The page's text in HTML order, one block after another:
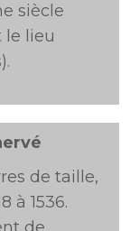
siècle
le lieu
de taille,
à 1536.